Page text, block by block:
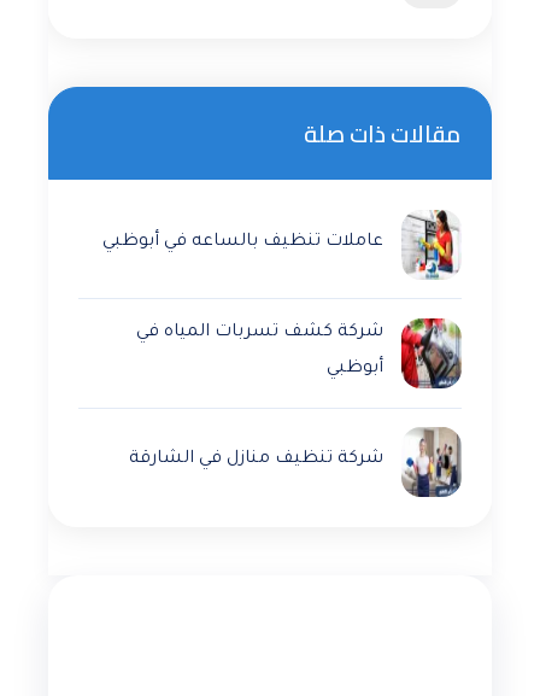
مقالات ذات صلة
عاملات تنظيف بالساعه في أبوظبي
شركة كشف تسربات المياه في
أبوظبي
شركة تنظيف منازل في الشارقة